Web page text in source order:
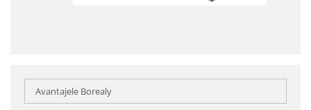
Avantajele Borealy